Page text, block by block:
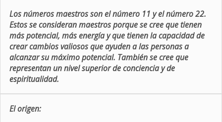
Los números maestros son el número 11 y el número 22.
Estos se consideran maestros porque se cree que tienen
más potencial, más energía y que tienen la capacidad de
crear cambios valiosos que ayuden a las personas a
alcanzar su máximo potencial. También se cree que
representan un nivel superior de conciencia y de
espiritualidad.
El origen: